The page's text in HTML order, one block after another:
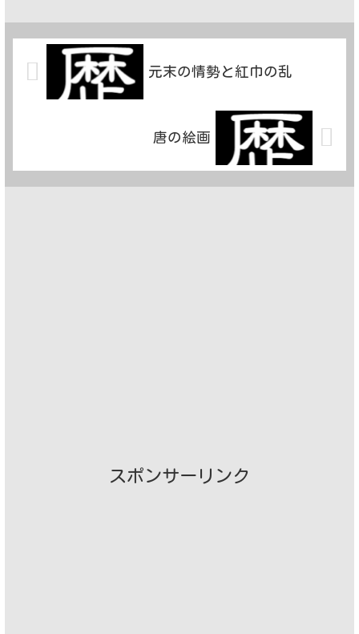
元末の情勢と紅巾の乱
唐の絵画
スポンサーリンク